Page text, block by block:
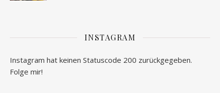
INSTAGRAM
Instagram hat keinen Statuscode 200 zurückgegeben.
Folge mir!